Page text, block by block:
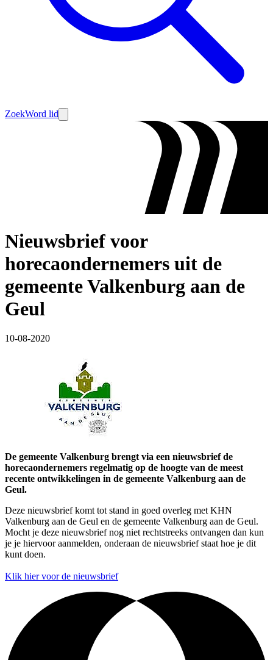
ZoekWord lid
Nieuwsbrief voor
horecaondernemers uit de
gemeente Valkenburg aan de
Geul
10-08-2020
De gemeente Valkenburg brengt via een nieuwsbrief de
horecaondernemers regelmatig op de hoogte van de meest
recente ontwikkelingen in de gemeente Valkenburg aan de
Geul.
Deze nieuwsbrief komt tot stand in goed overleg met KHN
Valkenburg aan de Geul en de gemeente Valkenburg aan de Geul.
Mocht je deze nieuwsbrief nog niet rechtstreeks ontvangen dan kun
je je hiervoor aanmelden, onderaan de nieuwsbrief staat hoe je dit
kunt doen.
Klik hier voor de nieuwsbrief